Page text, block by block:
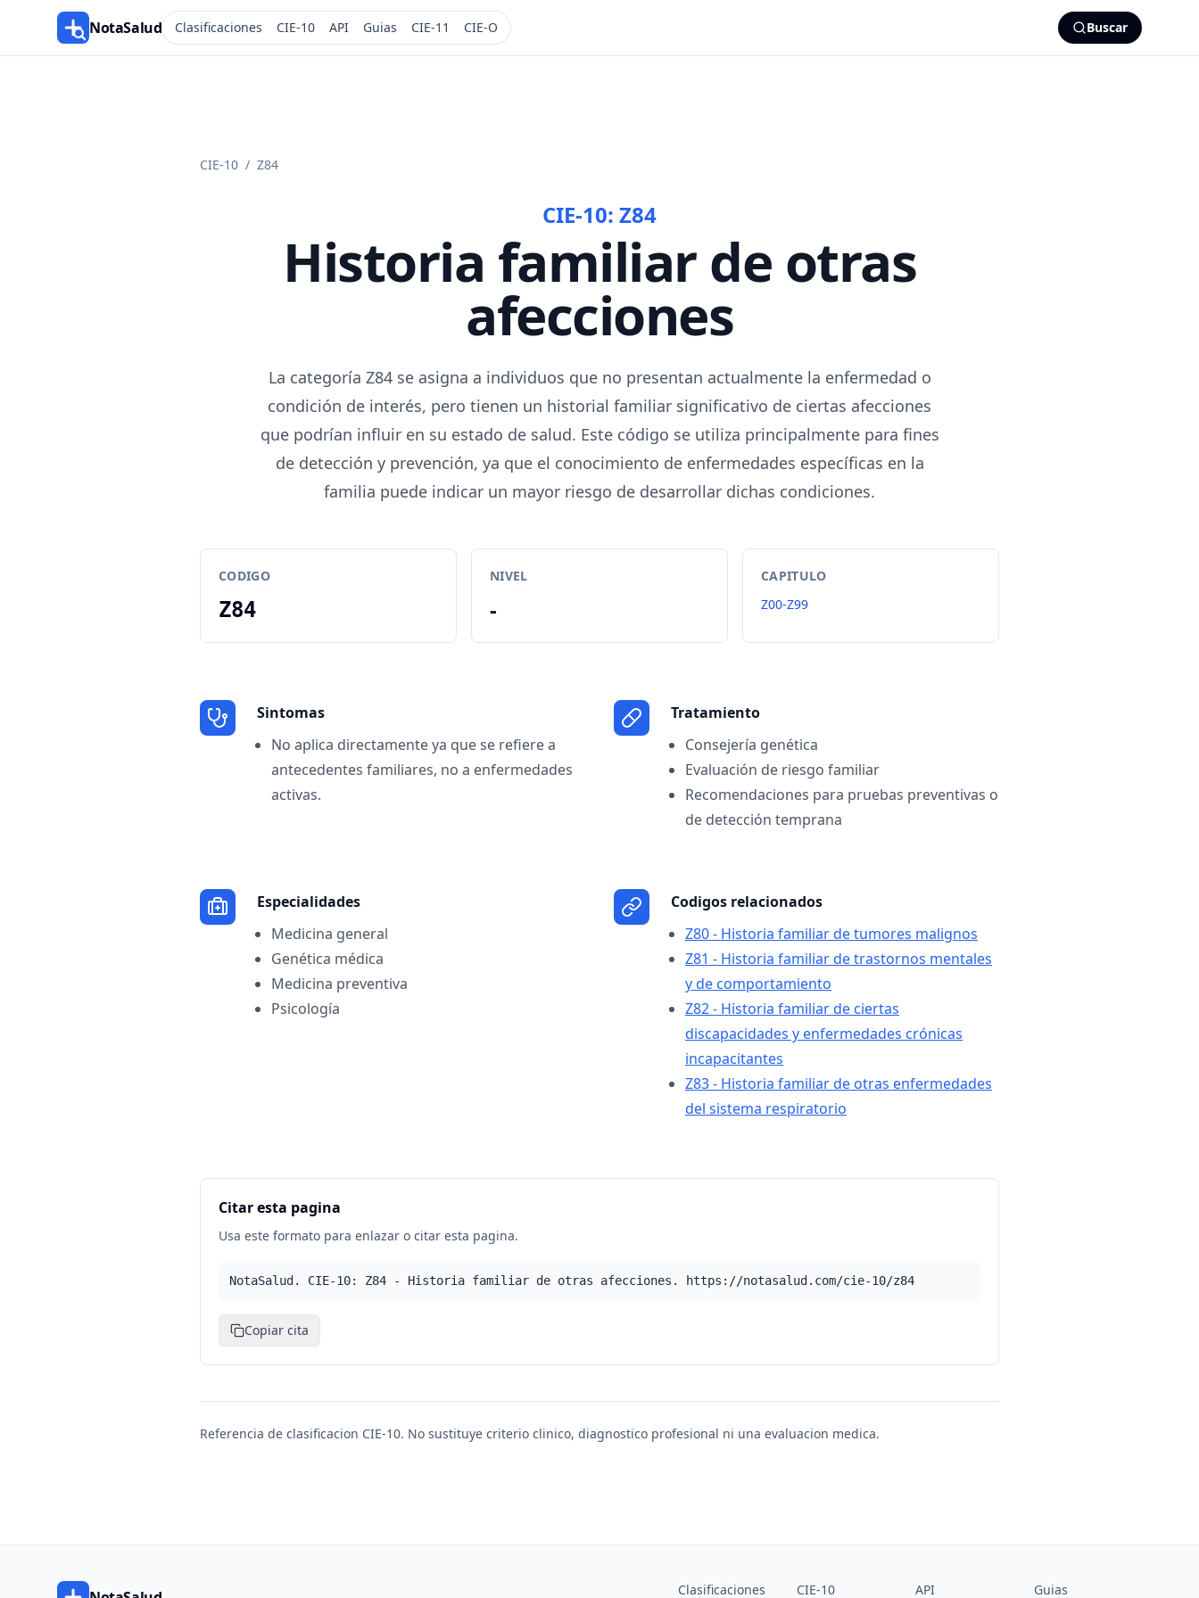
NotaSalud Clasificaciones CIE-10 API Guias CIE-11 CIE-O Buscar
CIE-10 / Z84
CIE-10: Z84
Historia familiar de otras
afecciones
La categoría Z84 se asigna a individuos que no presentan actualmente la enfermedad o
condición de interés, pero tienen un historial familiar significativo de ciertas afecciones
que podrían influir en su estado de salud. Este código se utiliza principalmente para fines
de detección y prevención, ya que el conocimiento de enfermedades específicas en la
familia puede indicar un mayor riesgo de desarrollar dichas condiciones.
CODIGO
Z84
NIVEL
-
CAPITULO
Z00-Z99
Sintomas
No aplica directamente ya que se refiere a
antecedentes familiares, no a enfermedades
activas.
Tratamiento
Consejería genética
Evaluación de riesgo familiar
Recomendaciones para pruebas preventivas o
de detección temprana
Especialidades
Medicina general
Genética médica
Medicina preventiva
Psicología
Codigos relacionados
Z80 - Historia familiar de tumores malignos
Z81 - Historia familiar de trastornos mentales
y de comportamiento
Z82 - Historia familiar de ciertas
discapacidades y enfermedades crónicas
incapacitantes
Z83 - Historia familiar de otras enfermedades
del sistema respiratorio
Citar esta pagina
Usa este formato para enlazar o citar esta pagina.
NotaSalud. CIE-10: Z84 - Historia familiar de otras afecciones. https://notasalud.com/cie-10/z84
Copiar cita
Referencia de clasificacion CIE-10. No sustituye criterio clinico, diagnostico profesional ni una evaluacion medica.
Clasificaciones CIE-10 API Guias